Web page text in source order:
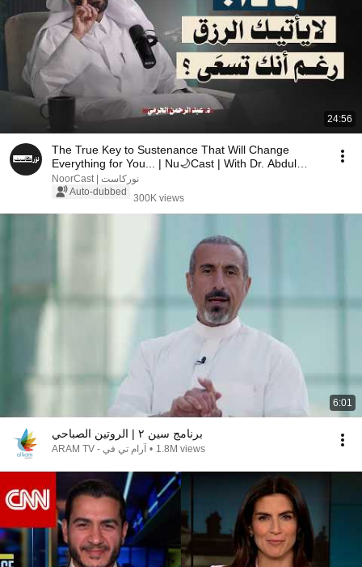
24:56
The True Key to Sustenance That Will Change
Everything for You... | Nu🌙Cast | With Dr. Abdul
Rahm...
NoorCast | نوركاست
Auto-dubbed
300K views
6:01
برنامج سين ٢ | الروتين الصباحي
ARAM TV - آرام تي في • 1.8M views